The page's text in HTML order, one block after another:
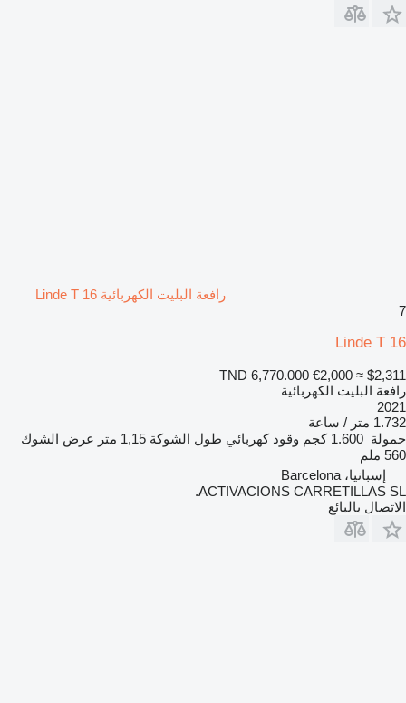
رافعة البليت الكهربائية Linde T 16
7
Linde T 16
TND 6,770.000 €2,000 ≈ $2,311
رافعة البليت الكهربائية
2021
1.732 متر / ساعة
حمولة 1.600 كجم وقود كهربائي طول الشوكة 1,15 متر
عرض الشوك
560 ملم
إسبانيا، Barcelona
ACTIVACIONS CARRETILLAS SL.
الاتصال بالبائع